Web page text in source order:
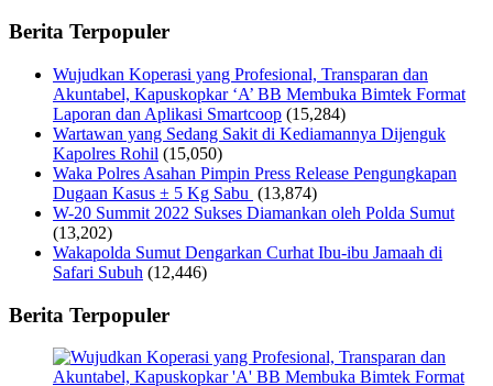
Berita Terpopuler
Wujudkan Koperasi yang Profesional, Transparan dan
Akuntabel, Kapuskopkar ‘A’ BB Membuka Bimtek Format
Laporan dan Aplikasi Smartcoop (15,284)
Wartawan yang Sedang Sakit di Kediamannya Dijenguk
Kapolres Rohil (15,050)
Waka Polres Asahan Pimpin Press Release Pengungkapan
Dugaan Kasus ± 5 Kg Sabu (13,874)
W-20 Summit 2022 Sukses Diamankan oleh Polda Sumut
(13,202)
Wakapolda Sumut Dengarkan Curhat Ibu-ibu Jamaah di
Safari Subuh (12,446)
Berita Terpopuler